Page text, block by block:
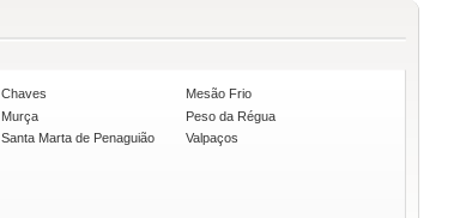
Chaves
Mesão Frio
Murça
Peso da Régua
Santa Marta de Penaguião
Valpaços